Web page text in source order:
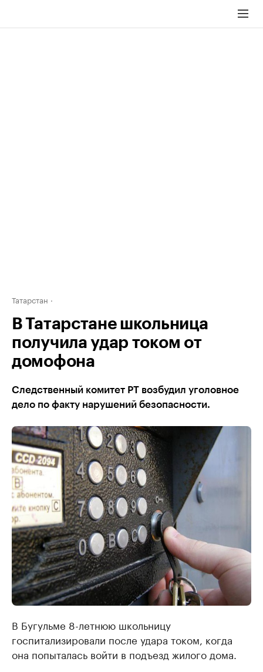
Татарстан
В Татарстане школьница
получила удар током от
домофона
Следственный комитет РТ возбудил уголовное
дело по факту нарушений безопасности.
В Бугульме 8-летнюю школьницу
госпитализировали после удара током, когда
она попыталась войти в подъезд жилого дома.